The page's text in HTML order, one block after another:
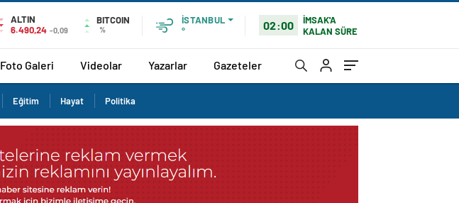
ALTIN
6.490,24 -0,09
BITCOIN
%
İSTANBUL
°
02:00
İMSAK'A
KALAN SÜRE
Foto Galeri Videolar Yazarlar Gazeteler
Eğitim Hayat Politika